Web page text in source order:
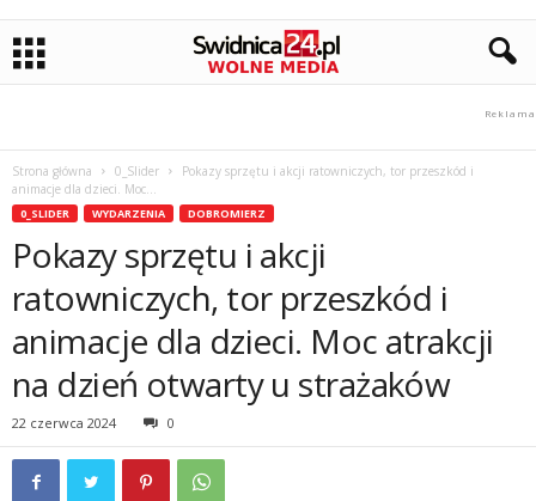
Strona główna 0_Slider
Pokazy sprzętu i akcji ratowniczych, tor przeszkód i
animacje dla dzieci. Moc...
0_SLIDER WYDARZENIA DOBROMIERZ
Pokazy sprzętu i akcji
ratowniczych, tor przeszkód i
animacje dla dzieci. Moc atrakcji
na dzień otwarty u strażaków
22 czerwca 2024 0